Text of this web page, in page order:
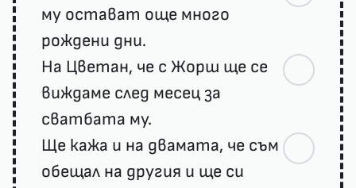
му остават още много
рождени дни.
На Цветан, че с Жорш ще се
виждаме след месец за
сватбата му.
Ще кажа и на двамата, че съм
обещал на другия и ще си